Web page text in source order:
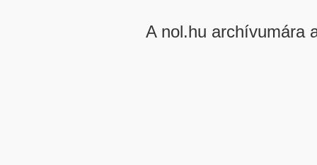
A nol.hu archívumára